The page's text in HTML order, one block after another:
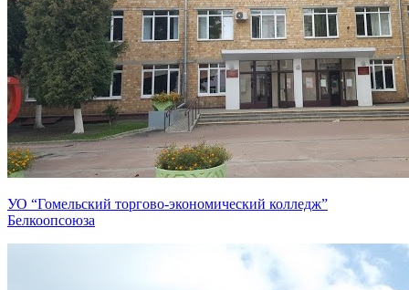
УО “Гомельский торгово-экономический колледж”
Белкоопсоюза